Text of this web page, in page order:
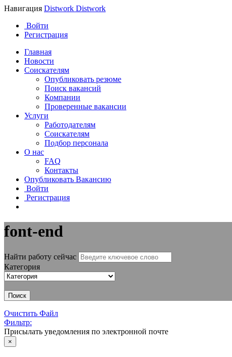
Навигация Distwork Distwork
Войти
Регистрация
Главная
Новости
Соискателям
Опубликовать резюме
Поиск вакансий
Компании
Проверенные вакансии
Услуги
Работодателям
Соискателям
Подбор персонала
О нас
FAQ
Контакты
Опубликовать Вакансию
Войти
Регистрация
font-end
Найти работу сейчас
Категория
Поиск
Очистить Файл
Фильтр:
Присылать уведомления по электронной почте
×